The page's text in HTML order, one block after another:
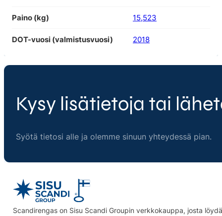
Paino (kg) 15,523
DOT-vuosi (valmistusvuosi) 2018
Kysy lisätietoja tai
Syötä tietosi alle ja olemme sinuun yhteydessä pian.
Scandirengas on Sisu Scandi Groupin verkkokauppa, josta